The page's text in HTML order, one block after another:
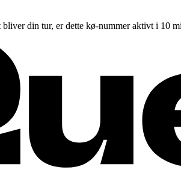
din tur, er dette kø-nummer aktivt i 10